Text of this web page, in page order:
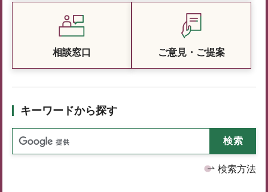
相談窓口 ご意見・ご提案
キーワードから探す
検索方法